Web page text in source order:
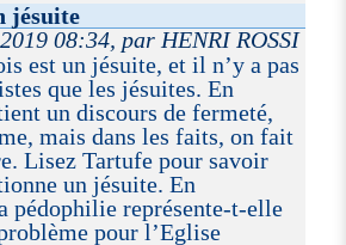
jésuite
08:34, par HENRI ROSSI
est un jésuite, et il n’y a pas
que les jésuites. En
un discours de fermeté,
mais dans les faits, on fait
Lisez Tartufe pour savoir
un jésuite. En
pédophilie représente-t-elle
pour l’Eglise